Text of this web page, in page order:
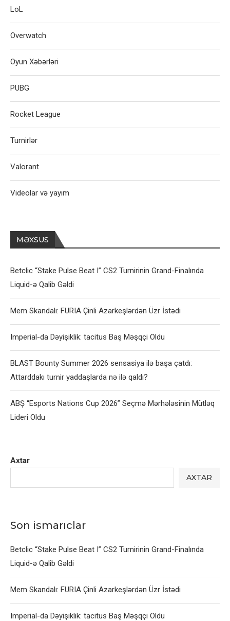
Axtar
AXTAR
Son ismarıclar
Betclic “Stake Pulse Beat I” CS2 Turnirinin Grand-Finalında
Liquid-ə Qalib Gəldi
Mem Skandalı: FURIA Çinli Azarkeşlərdən Üzr İstədi
Imperial-da Dəyişiklik: tacitus Baş Məşqçi Oldu
LoL
Overwatch
Oyun Xəbərləri
PUBG
Rocket League
Turnirlər
Valorant
Videolar və yayım
MƏXSUS
Betclic “Stake Pulse Beat I” CS2 Turnirinin Grand-Finalında
Liquid-ə Qalib Gəldi
Mem Skandalı: FURIA Çinli Azarkeşlərdən Üzr İstədi
Imperial-da Dəyişiklik: tacitus Baş Məşqçi Oldu
BLAST Bounty Summer 2026 sensasiya ilə başa çatdı:
Attarddakı turnir yaddaşlarda nə ilə qaldı?
ABŞ “Esports Nations Cup 2026” Seçmə Mərhələsinin Mütləq
Lideri Oldu